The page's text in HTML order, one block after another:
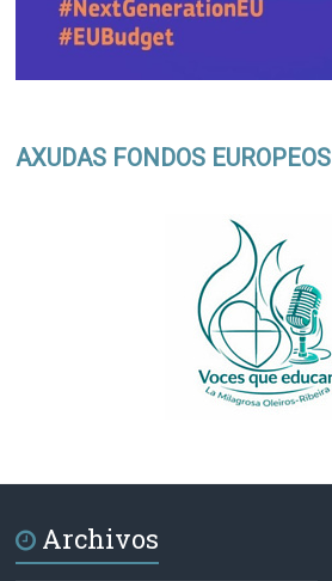
AXUDAS FONDOS EUROPEOS
Archivos